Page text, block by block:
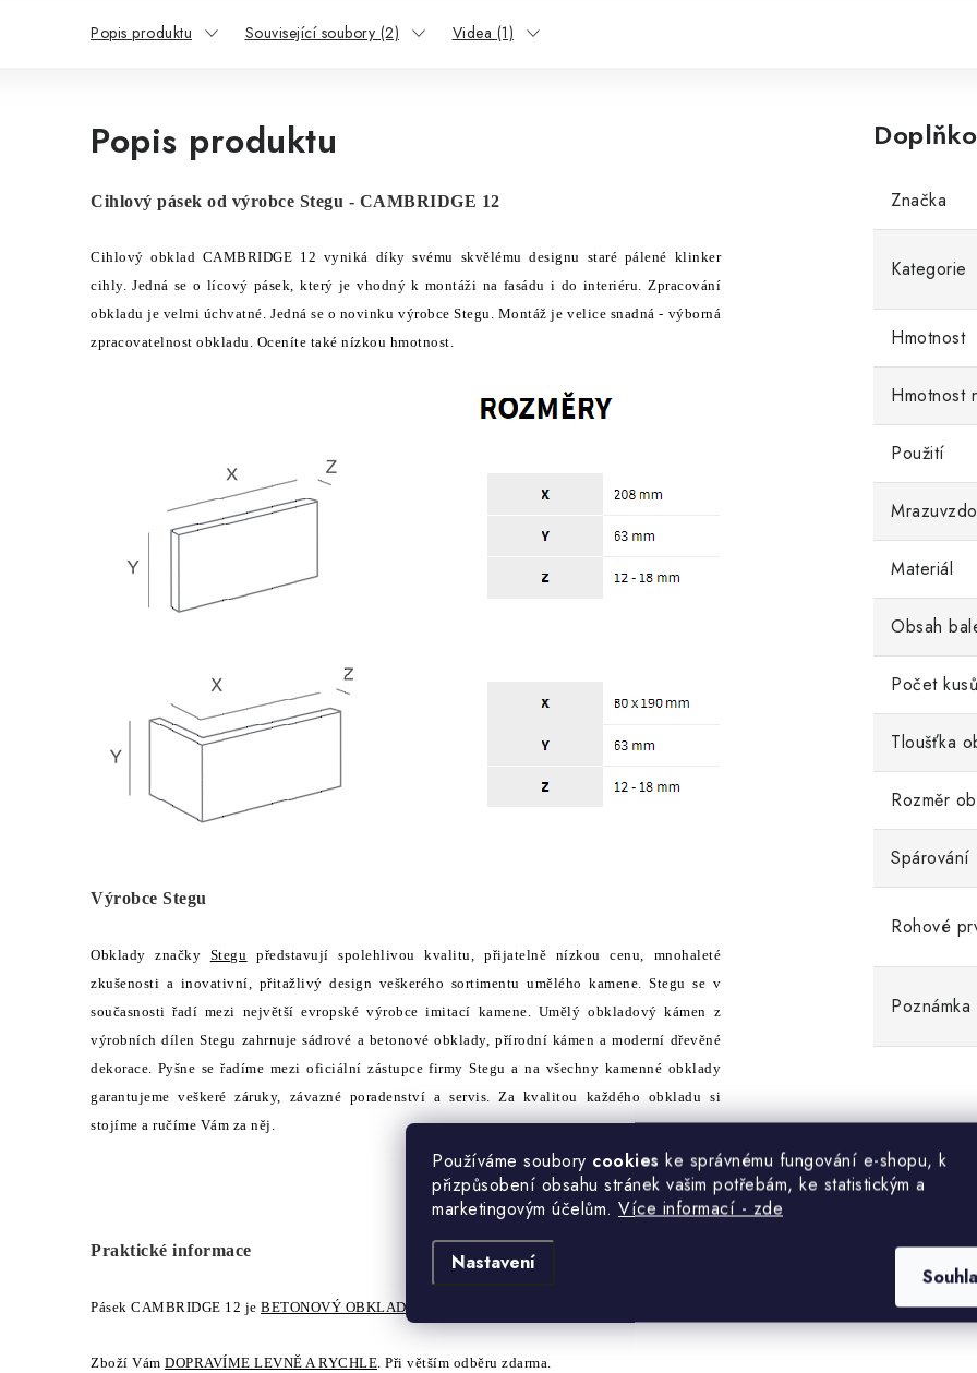
Používáme soubory cookies ke správnému fungování e-shopu, k
přizpůsobení obsahu stránek vašim potřebám, ke statistickým a
marketingovým účelům. Více informací - zde
Nastavení
Popis produktu Související soubory (2) Videa (1)
Popis produktu
Cihlový pásek od výrobce Stegu - CAMBRIDGE 12
Cihlový obklad CAMBRIDGE 12 vyniká díky svému skvělému designu staré pálené klinker
cihly. Jedná se o lícový pásek, který je vhodný k montáži na fasádu i do interiéru. Zpracování
obkladu je velmi úchvatné. Jedná se o novinku výrobce Stegu. Montáž je velice snadná - výborná
zpracovatelnost obkladu. Oceníte také nízkou hmotnost.
Výrobce Stegu
Obklady značky Stegu představují spolehlivou kvalitu, přijatelně nízkou cenu, mnohaleté
zkušenosti a inovativní, přitažlivý design veškerého sortimentu umělého kamene. Stegu se v
současnosti řadí mezi největší evropské výrobce imitací kamene. Umělý obkladový kámen z
výrobních dílen Stegu zahrnuje sádrové a betonové obklady, přírodní kámen a moderní dřevěné
dekorace. Pyšne se řadíme mezi oficiální zástupce firmy Stegu a na všechny kamenné obklady
garantujeme veškeré záruky, závazné poradenství a servis. Za kvalitou každého obkladu si
stojíme a ručíme Vám za něj.
Praktické informace
Pásek CAMBRIDGE 12 je BETONOVÝ OBKLAD
Zboží Vám DOPRAVÍME LEVNĚ A RYCHLE. Při větším odběru zdarma.
Značka
Kategorie
Hmotnost
Hmotnost
Použití
Materiál
Obsah
Počet
Tloušťka
Rozměr
Spárování
Rohové
Poznámka